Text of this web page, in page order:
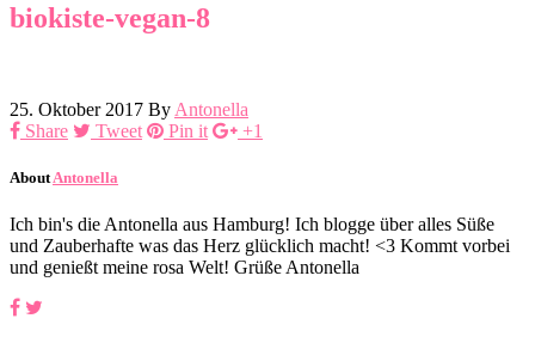
biokiste-vegan-8
25. Oktober 2017 By Antonella
Share
Tweet Pin it +1
About Antonella
Ich bin's die Antonella aus Hamburg! Ich blogge über alles Süße
und Zauberhafte was das Herz glücklich macht! <3 Kommt vorbei
und genießt meine rosa Welt! Grüße Antonella